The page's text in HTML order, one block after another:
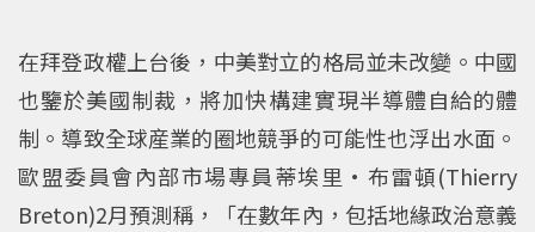
在拜登政權上台後，中美對立的格局並未改變。中國
也鑒於美國制裁，將加快構建實現半導體自給的體
制。導致全球産業的圈地競爭的可能性也浮出水面。
歐盟委員會內部市場專員蒂埃里·布雷頓(Thierry
Breton)2月預測稱，「在數年內，包括地緣政治意義